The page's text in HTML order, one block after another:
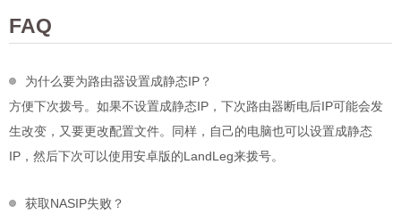
FAQ
为什么要为路由器设置成静态IP？
方便下次拨号。如果不设置成静态IP，下次路由器断电后IP可能会发
生改变，又要更改配置文件。同样，自己的电脑也可以设置成静态
IP，然后下次可以使用安卓版的LandLeg来拨号。
获取NASIP失败？